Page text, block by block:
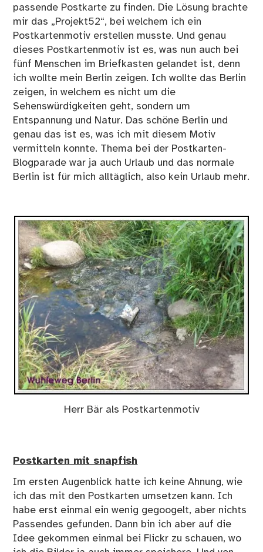
passende Postkarte zu finden. Die Lösung brachte
mir das „Projekt52“, bei welchem ich ein
Postkartenmotiv erstellen musste. Und genau
dieses Postkartenmotiv ist es, was nun auch bei
fünf Menschen im Briefkasten gelandet ist, denn
ich wollte mein Berlin zeigen. Ich wollte das Berlin
zeigen, in welchem es nicht um die
Sehenswürdigkeiten geht, sondern um
Entspannung und Natur. Das schöne Berlin und
genau das ist es, was ich mit diesem Motiv
vermitteln konnte. Thema bei der Postkarten-
Blogparade war ja auch Urlaub und das normale
Berlin ist für mich alltäglich, also kein Urlaub mehr.
Herr Bär als Postkartenmotiv
Postkarten mit snapfish
Im ersten Augenblick hatte ich keine Ahnung, wie
ich das mit den Postkarten umsetzen kann. Ich
habe erst einmal ein wenig gegoogelt, aber nichts
Passendes gefunden. Dann bin ich aber auf die
Idee gekommen einmal bei Flickr zu schauen, wo